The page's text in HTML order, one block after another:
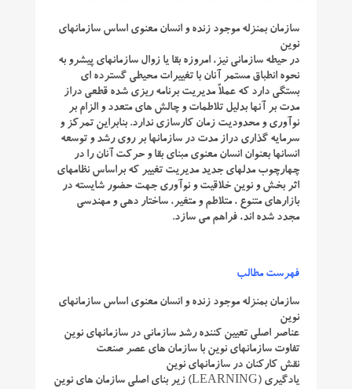
سازمان بمنزله موجود زنده و انسان معنوی اساس سازمانهای
نوین
در حيطه سازمانی نيز، امروزه بقا يا زوال سازمانهای پيشرو به
نحوه انطباق مستمر آنان با تغييرات محيطی گسترده ای
بستگی دارد كه عملاً مديريت برنامه ريزی شده قطعی دراز
مدت بر آنها بدليل تلاطمات و چالش های متعدد و الزام بر
نوآوری و محدودیت زمان كارسازی ندارد. بنابراين تمركز و
سرمايه گذاری دراز مدت در سازمانها بر روی رشد و توسعه
انسانها بعنوان انسان معنوی مبنای بقا و حركت آنان را در
چهارچوب مدلهای جديد مديريت تغییر كه براساس نظامهای
اثر بخش و نوين خلاقيت و نوآوری جهت حضور شايسته در
بازارهای متنوع ، متلاطم و متغير، ساختار دهی و مهندسی
مجدد شده اند، فراهم می سازد.
فهرست مطالب
سازمان بمنزله موجود زنده و انسان معنوی اساس سازمانهای
نوین
عناصر اصلی تعیین کننده رشد سازمانی در سازمانهای نوین
تفاوت سازمانهای نوین با سازمان های عصر صنعت
نقش کارکنان در سازمانهای نوین
یادگیری (LEARNING) زیر بنای اصلی سازمان های نوین